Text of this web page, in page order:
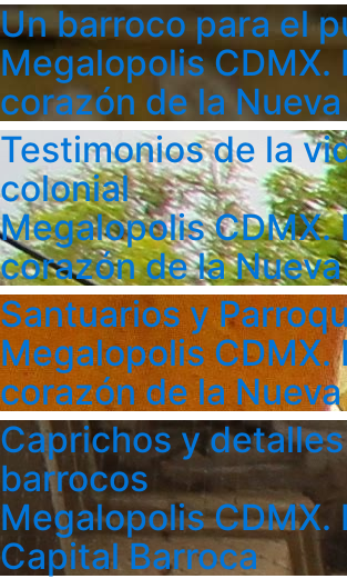
Un barroco para el
Megalopolis CDMX.
corazón de la
Testimonios de la
colonial
Megalopolis CDMX.
corazón de la
Santuarios y
Megalopolis CDMX.
corazón de la
Caprichos y detalles
barrocos
Megalopolis CDMX.
Capital Barroca